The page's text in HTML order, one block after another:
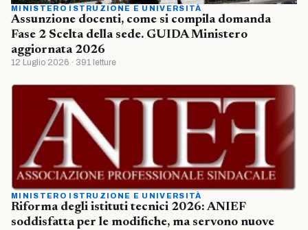
MINISTERO ISTRUZIONE E UNIVERSITÀ
Assunzione docenti, come si compila domanda
Fase 2 Scelta della sede. GUIDA Ministero
aggiornata 2026
12 Luglio 2026 · 391 letture
MINISTERO ISTRUZIONE E UNIVERSITÀ
Riforma degli istituti tecnici 2026: ANIEF
soddisfatta per le modifiche, ma servono nuove